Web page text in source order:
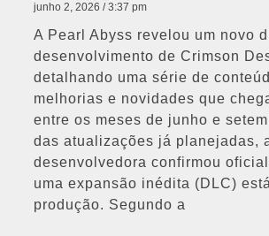
junho 2, 2026 3:37 pm
A Pearl Abyss revelou um novo
desenvolvimento de Crimson
detalhando uma série de
melhorias e novidades que
entre os meses de junho e
das atualizações já planejadas,
desenvolvedora confirmou
uma expansão inédita (DLC)
produção. Segundo a